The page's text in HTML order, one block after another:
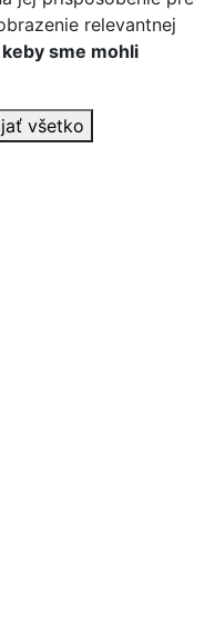
relevantnej
sme mohli
všetko